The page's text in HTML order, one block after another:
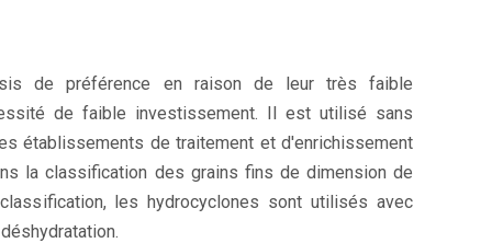
de préférence en raison de leur très faible
de faible investissement. Il est utilisé sans
établissements de traitement et d'enrichissement
la classification des grains fins de dimension de
les hydrocyclones sont utilisés avec